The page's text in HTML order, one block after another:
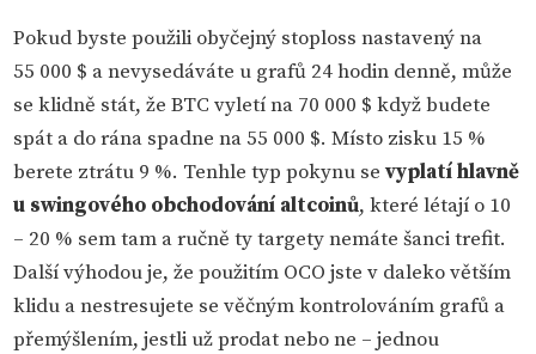
Pokud byste použili obyčejný stoploss nastavený na
55 000 $ a nevysedáváte u grafů 24 hodin denně, může
se klidně stát, že BTC vyletí na 70 000 $ když budete
spát a do rána spadne na 55 000 $. Místo zisku 15 %
berete ztrátu 9 %. Tenhle typ pokynu sevyplatí hlavně
u swingového obchodování altcoinů, které létají o 10
– 20 % sem tam a ručně ty targety nemáte šanci trefit.
Další výhodou je, že použitím OCO jste v daleko větším
klidu a nestresujete se věčným kontrolováním grafů a
přemýšlením, jestli už prodat nebo ne – jednou